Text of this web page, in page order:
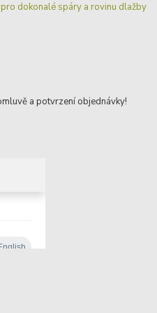
dokonalé spáry a rovinu dlažby
a potvrzení objednávky!